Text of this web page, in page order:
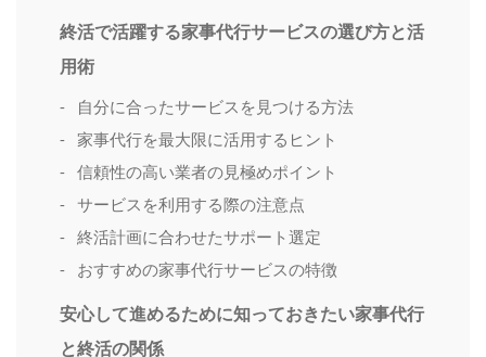
終活で活躍する家事代行サービスの選び方と活
用術
自分に合ったサービスを見つける方法
家事代行を最大限に活用するヒント
信頼性の高い業者の見極めポイント
サービスを利用する際の注意点
終活計画に合わせたサポート選定
おすすめの家事代行サービスの特徴
安心して進めるために知っておきたい家事代行
と終活の関係